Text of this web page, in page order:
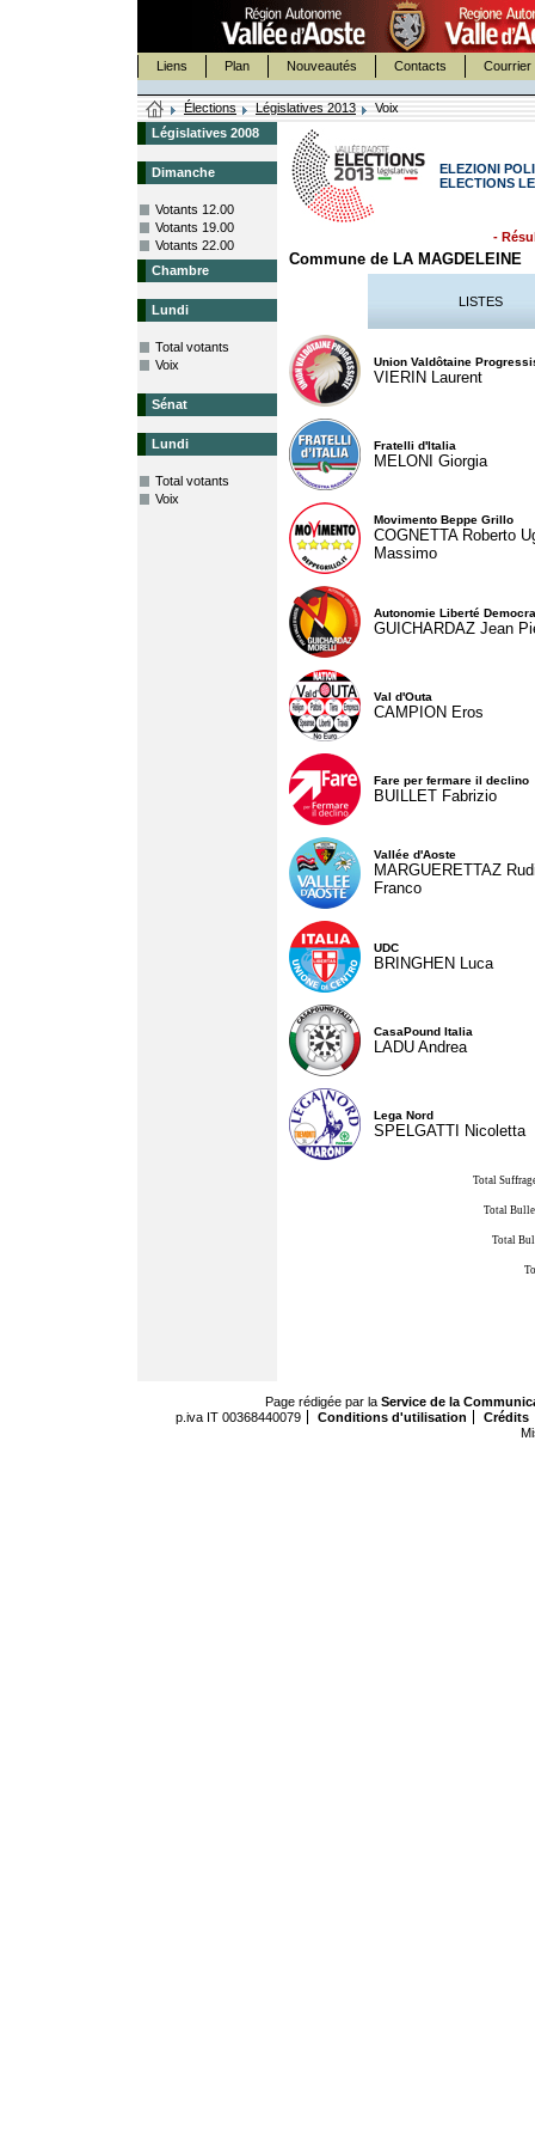
Liens Plan Nouveautés Contacts Courrier
Élections Législatives 2013
Voix
Législatives 2008
Dimanche
Votants 12.00
Votants 19.00
Votants 22.00
Chambre
Lundi
Total votants
Voix
Sénat
Lundi
Total votants
Voix
ELEZIONI
ELECTIONS
-
Commune de LA MAGDELEINE
LISTES
Union Valdôtaine
VIERIN Laurent
Fratelli d'Italia
MELONI Giorgia
Movimento Beppe Grillo
COGNETTA Roberto
Massimo
Autonomie Liberté
GUICHARDAZ Jean
Val d'Outa
CAMPION Eros
Fare per fermare il declino
BUILLET Fabrizio
Vallée d'Aoste
MARGUERETTAZ
Franco
UDC
BRINGHEN Luca
CasaPound Italia
LADU Andrea
Lega Nord
SPELGATTI Nicoletta
Total
Total
Total
Page rédigée par la Service de la
p.iva IT 00368440079
Conditions d'utilisation
Crédits